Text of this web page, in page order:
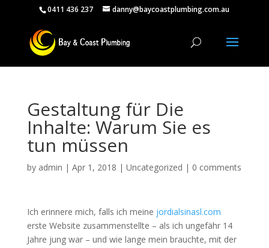
0411 436 237 danny@baycoastplumbing.com.au
Gestaltung für Die
Inhalte: Warum Sie es
tun müssen
by admin | Apr 1, 2018 | Uncategorized | 0 comments
Ich erinnere mich, falls ich meine jordialsinasl.com
erste Website zusammenstellte – als ich ungefähr 14
Jahre jung war – und wie lange mein brauchte, mit der